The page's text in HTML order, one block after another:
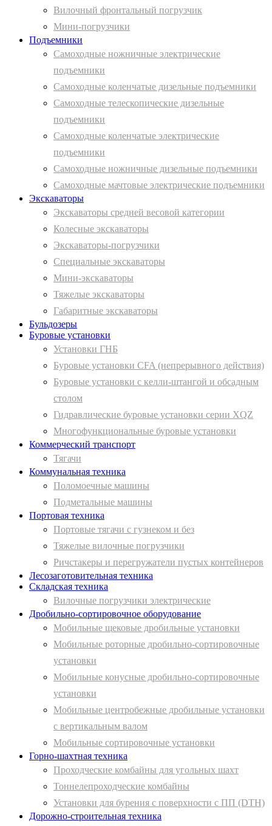
Вилочный фронтальный погрузчик
Мини-погрузчики
Подъемники
Самоходные ножничные электрические
подъемники
Самоходные коленчатые дизельные подъемники
Самоходные телескопические дизельные
подъемники
Самоходные коленчатые электрические
подъемники
Самоходные ножничные дизельные подъемники
Самоходные мачтовые электрические подъемники
Экскаваторы
Экскаваторы средней весовой категории
Колесные экскаваторы
Экскаваторы-погрузчики
Специальные экскаваторы
Мини-экскаваторы
Тяжелые экскаваторы
Габаритные экскаваторы
Бульдозеры
Буровые установки
Установки ГНБ
Буровые установки CFA (непрерывного действия)
Буровые установки с келли-штангой и обсадным
столом
Гидравлические буровые установки серии XQZ
Многофункциональные буровые установки
Коммерческий транспорт
Тягачи
Коммунальная техника
Поломоечные машины
Подметальные машины
Портовая техника
Портовые тягачи с гузнеком и без
Тяжелые вилочные погрузчики
Ричстакеры и перегружатели пустых контейнеров
Лесозаготовительная техника
Складская техника
Вилочные погрузчики электрические
Дробильно-сортировочное оборудование
Мобильные щековые дробильные установки
Мобильные роторные дробильно-сортировочные
установки
Мобильные конусные дробильно-сортировочные
установки
Мобильные центробежные дробильные установки
с вертикальным валом
Мобильные сортировочные установки
Горно-шахтная техника
Проходческие комбайны для угольных шахт
Тоннелепроходческие комбайны
Установки для бурения с поверхности с ПП (DTH)
Дорожно-строительная техника